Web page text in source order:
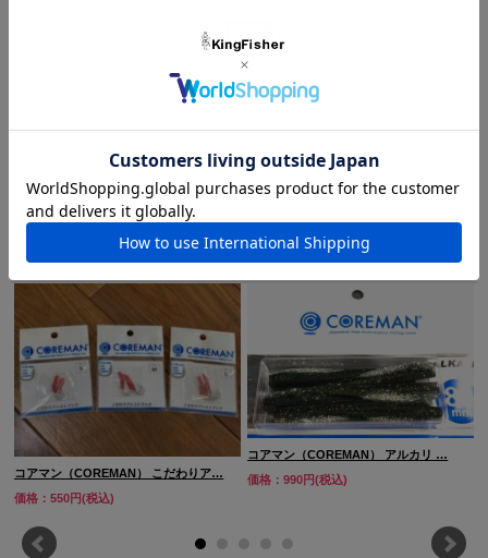
ソッドが、新しいワールドを拓きます。
アルカリダートの圧倒的パフォーマンス。
■ LURE SPEC ■
コアマンオリジナル
CJIG-TF #1/0 (HOOKLABO特注）
【ジグヘッド入り数 ： 3個】
友達にメールですすめる
この商品を購入した人は他にこの商品も購入しています
コアマン（COREMAN） こだわりア…
価格：550円(税込)
コアマン（COREMAN） アルカリ …
価格：990円(税込)